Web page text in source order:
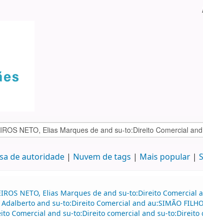
de autoridade Nuvem de tags Mais popular
NETO, Elias Marques de and su-to:Direito Comercial
and su-to:Direito Comercial and au:SIMÃO
Comercial and su-to:Direito comercial and su-to:Direito